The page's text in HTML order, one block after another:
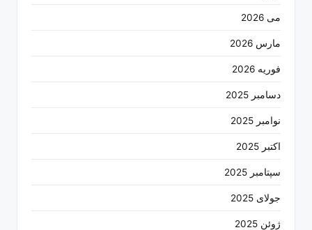
می 2026
مارس 2026
فوریه 2026
دسامبر 2025
نوامبر 2025
اکتبر 2025
سپتامبر 2025
جولای 2025
ژوئن 2025